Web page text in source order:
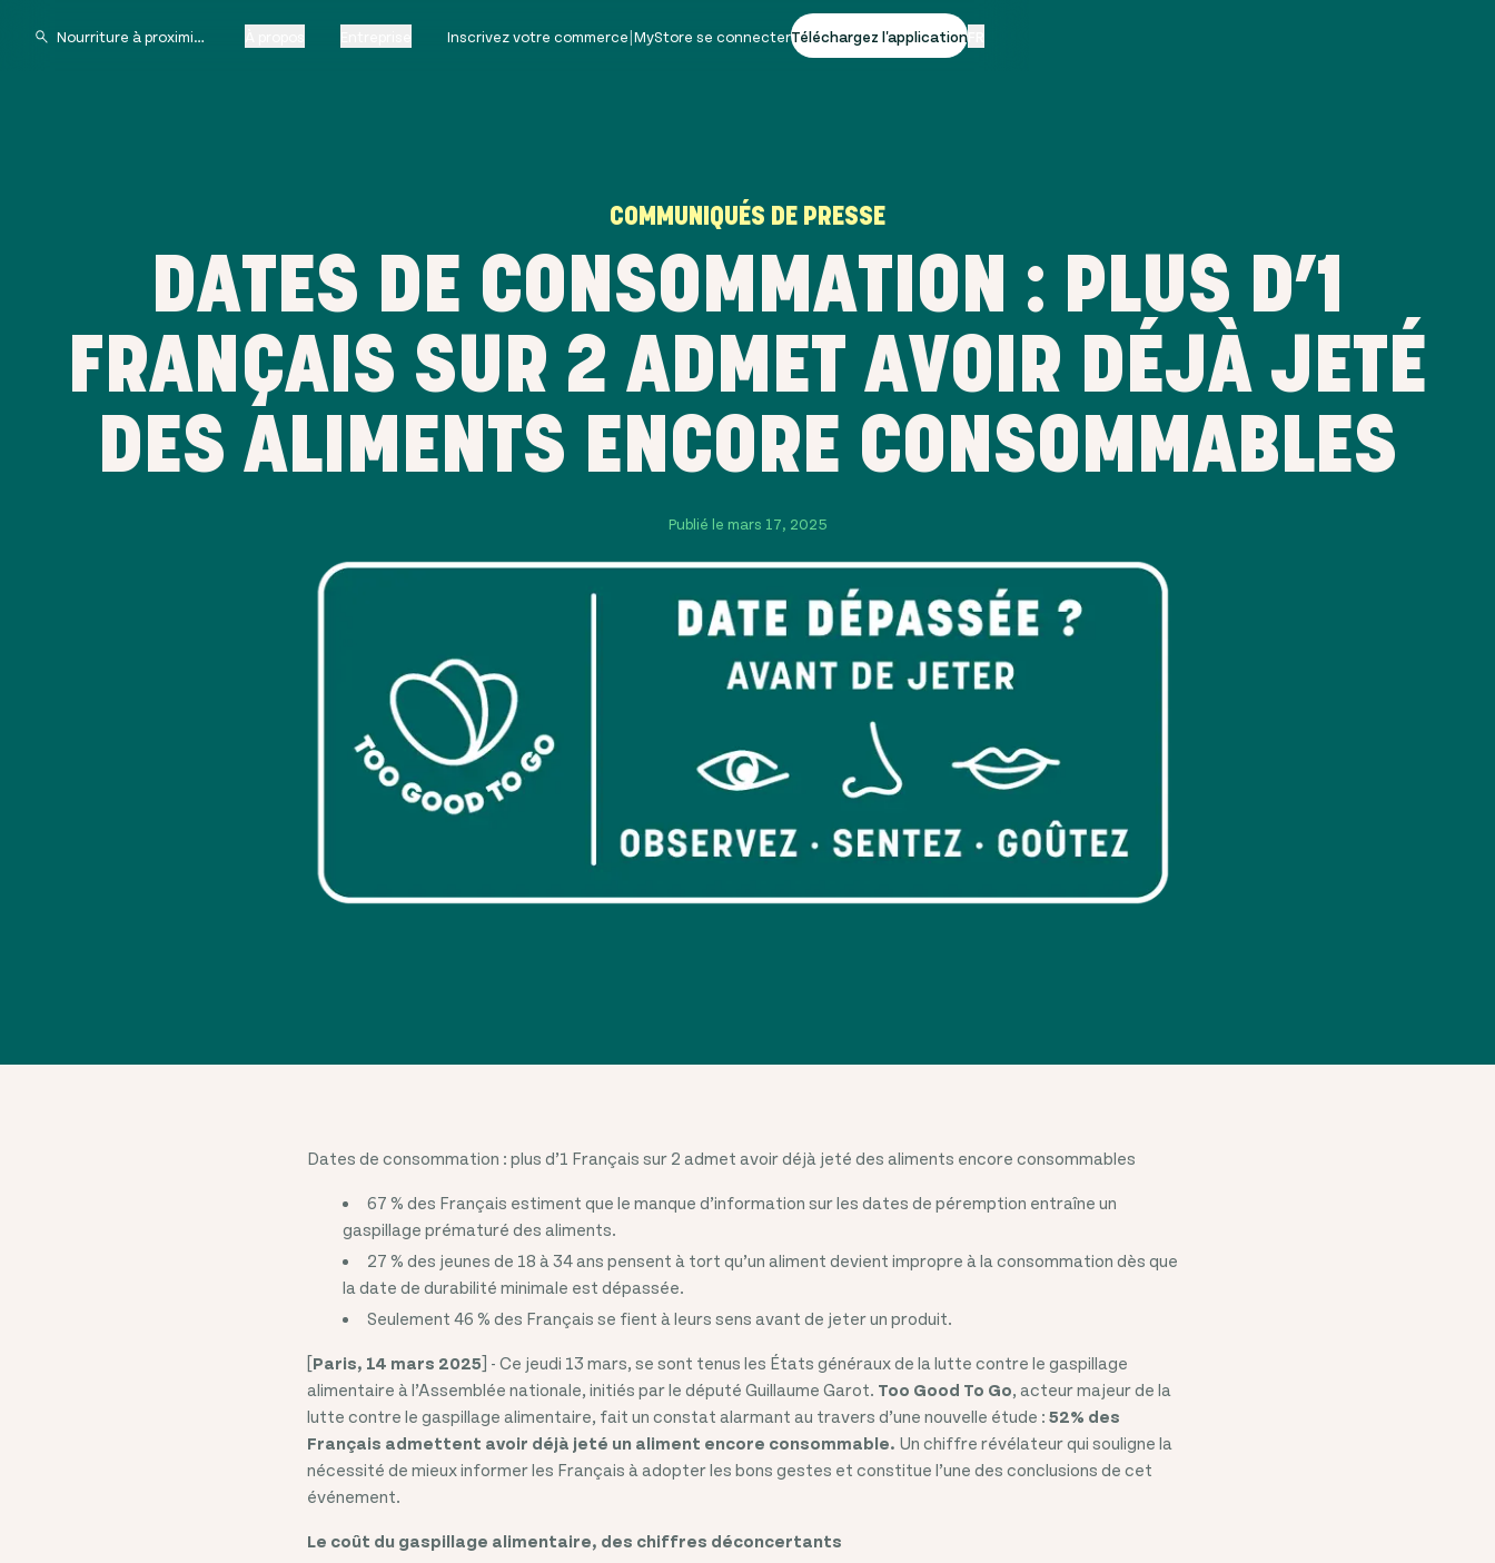
Inscrivez votre commerce|MyStore se connecterTéléchargez l'application
COMMUNIQUÉS DE PRESSE
DATES DE CONSOMMATION : PLUS D’1
FRANÇAIS SUR 2 ADMET AVOIR DÉJÀ JETÉ
DES ALIMENTS ENCORE CONSOMMABLES
Publié le mars 17, 2025
Dates de consommation : plus d’1 Français sur 2 admet avoir déjà jeté des aliments encore consommables
67 % des Français estiment que le manque d’information sur les dates de péremption entraîne un
gaspillage prématuré des aliments.
27 % des jeunes de 18 à 34 ans pensent à tort qu’un aliment devient impropre à la consommation dès que
la date de durabilité minimale est dépassée.
Seulement 46 % des Français se fient à leurs sens avant de jeter un produit.
[Paris, 14 mars 2025] - Ce jeudi 13 mars, se sont tenus les États généraux de la lutte contre le gaspillage
alimentaire à l’Assemblée nationale, initiés par le député Guillaume Garot. Too Good To Go, acteur majeur de la
lutte contre le gaspillage alimentaire, fait un constat alarmant au travers d’une nouvelle étude : 52% des
Français admettent avoir déjà jeté un aliment encore consommable. Un chiffre révélateur qui souligne la
nécessité de mieux informer les Français à adopter les bons gestes et constitue l’une des conclusions de cet
événement.
Le coût du gaspillage alimentaire, des chiffres déconcertants